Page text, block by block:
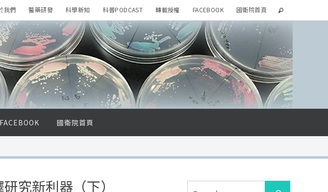
我們 醫藥研發 科學新知 科普PODCAST 轉載授權 FACEBOOK 國衛院首頁
FACEBOOK 國衛院首頁
究新利器（下）